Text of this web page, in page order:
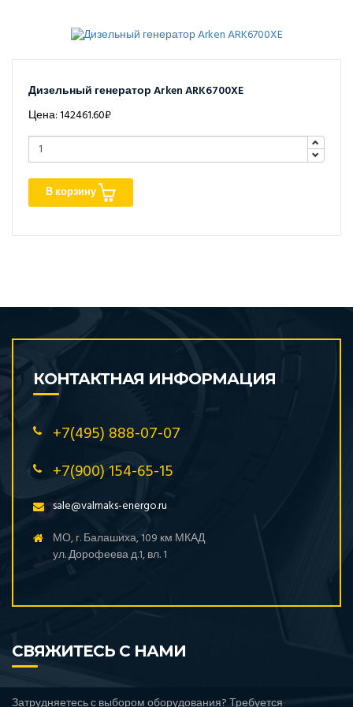
Дизельный генератор Arken ARK6700XE
Цена: 142461.60₽
В корзину
КОНТАКТНАЯ ИНФОРМАЦИЯ
+7(495) 888-07-07
+7(900) 154-65-15
sale@valmaks-energo.ru
МО, г. Балашиха, 109 км МКАД
ул. Дорофеева д.1, вл. 1
СВЯЖИТЕСЬ С НАМИ